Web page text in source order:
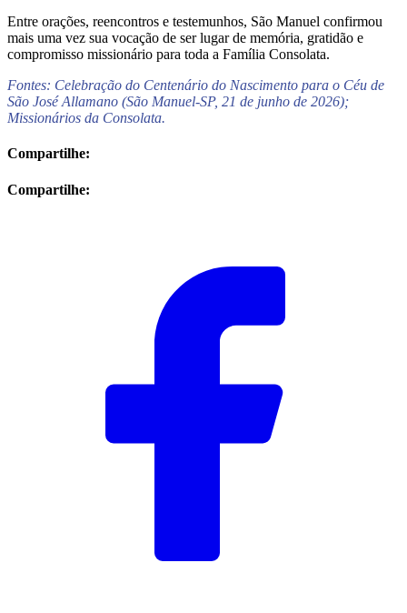
Entre orações, reencontros e testemunhos, São Manuel confirmou
mais uma vez sua vocação de ser lugar de memória, gratidão e
compromisso missionário para toda a Família Consolata.
Fontes: Celebração do Centenário do Nascimento para o Céu de
São José Allamano (São Manuel-SP, 21 de junho de 2026);
Missionários da Consolata.
Compartilhe:
Compartilhe: